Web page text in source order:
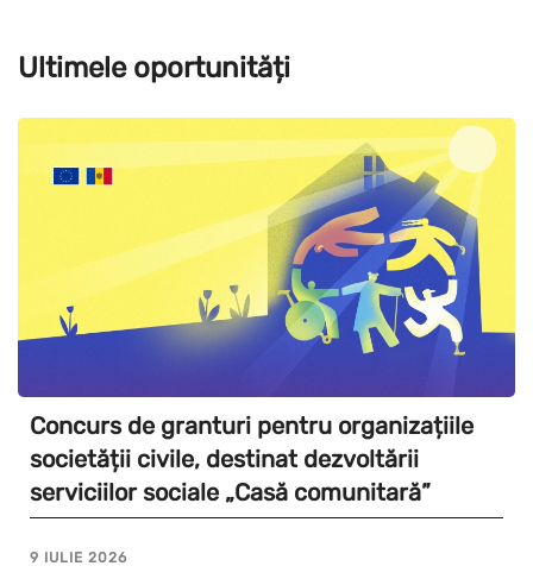
Ultimele oportunități
Concurs de granturi pentru organizațiile
societății civile, destinat dezvoltării
serviciilor sociale „Casă comunitară”
9 IULIE 2026